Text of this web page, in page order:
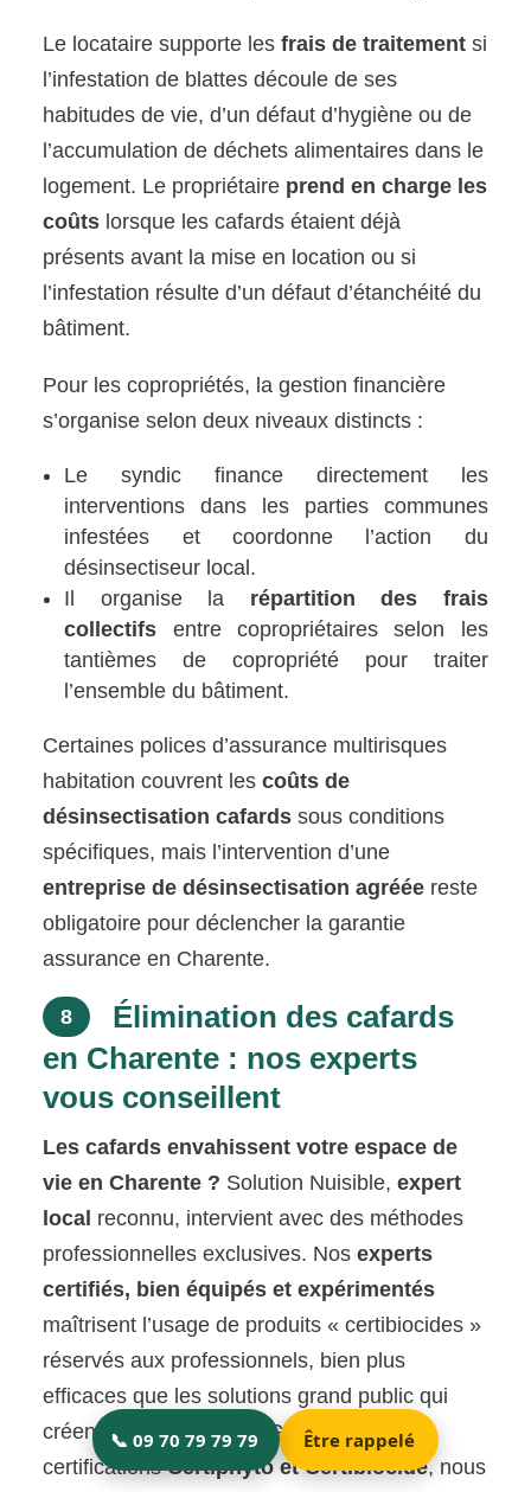
Le locataire supporte lesfrais de traitement si
l’infestation de blattes découle de ses
habitudes de vie, d’un défaut d’hygiène ou de
l’accumulation de déchets alimentaires dans le
logement. Le propriétaire prend en charge les
coûts lorsque les cafards étaient déjà
présents avant la mise en location ou si
l’infestation résulte d’un défaut d’étanchéité du
bâtiment.
Pour les copropriétés, la gestion financière
s’organise selon deux niveaux distincts :
Le syndic finance directement les
interventions dans les parties communes
infestées et coordonne l’action du
désinsectiseur local.
Il organise la répartition des frais
collectifs entre copropriétaires selon les
tantièmes de copropriété pour traiter
l’ensemble du bâtiment.
Certaines polices d’assurance multirisques
habitation couvrent lescoûts de
désinsectisation cafards sous conditions
spécifiques, mais l’intervention d’une
entreprise de désinsectisation agréée reste
obligatoire pour déclencher la garantie
assurance en Charente.
8
Élimination des cafards
en Charente : nos experts
vous conseillent
Les cafards envahissent votre espace de
vie en Charente ? Solution Nuisible,expert
local reconnu, intervient avec des méthodes
professionnelles exclusives. Nosexperts
certifiés, bien équipés et expérimentés
maîtrisent l’usage de produits « certibiocides »
réservés aux professionnels, bien plus
efficaces que les solutions grand public qui
créent des résistances. Grâce à nos
certificationsCertiphyto et Certibiocide, nous